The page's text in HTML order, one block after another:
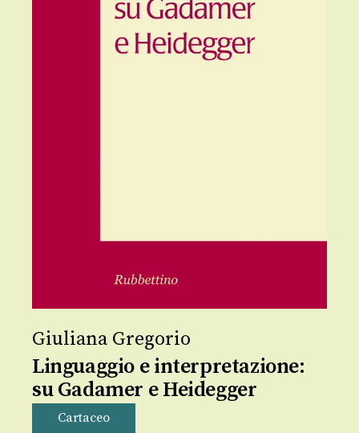
Giuliana Gregorio
Linguaggio e interpretazione:
su Gadamer e Heidegger
Cartaceo